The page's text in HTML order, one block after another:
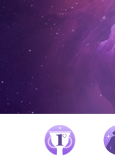
Voyance privée
99% de